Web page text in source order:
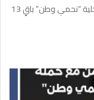
“الوفاق” تشارك في التوعية بالتزامن مع حملة الداخلية “نحمي وطن” باقٍ 13